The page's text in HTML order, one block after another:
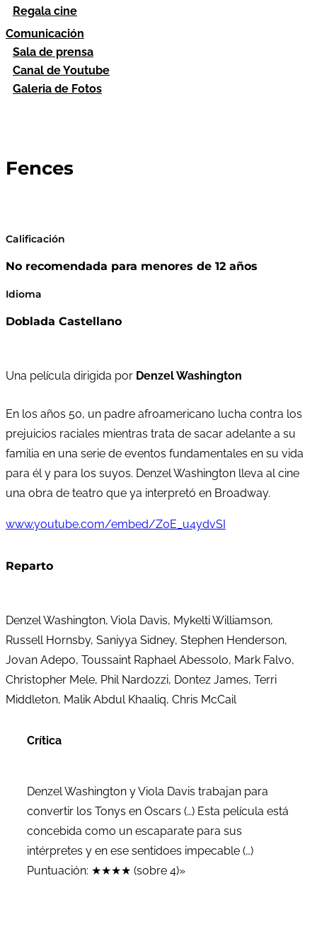
Regala cine
Comunicación
Sala de prensa
Canal de Youtube
Galeria de Fotos
Fences
Calificación
No recomendada para menores de 12 años
Idioma
Doblada Castellano
Una película dirigida por Denzel Washington
En los años 50, un padre afroamericano lucha contra los
prejuicios raciales mientras trata de sacar adelante a su
familia en una serie de eventos fundamentales en su vida
para él y para los suyos. Denzel Washington lleva al cine
una obra de teatro que ya interpretó en Broadway.
www.youtube.com/embed/Z0E_u4ydvSI
Reparto
Denzel Washington, Viola Davis, Mykelti Williamson,
Russell Hornsby, Saniyya Sidney, Stephen Henderson,
Jovan Adepo, Toussaint Raphael Abessolo, Mark Falvo,
Christopher Mele, Phil Nardozzi, Dontez James, Terri
Middleton, Malik Abdul Khaaliq, Chris McCail
Crítica
Denzel Washington y Viola Davis trabajan para
convertir los Tonys en Oscars (…) Esta película está
concebida como un escaparate para sus
intérpretes y en ese sentidoes impecable (…)
Puntuación: ★★★★ (sobre 4)»